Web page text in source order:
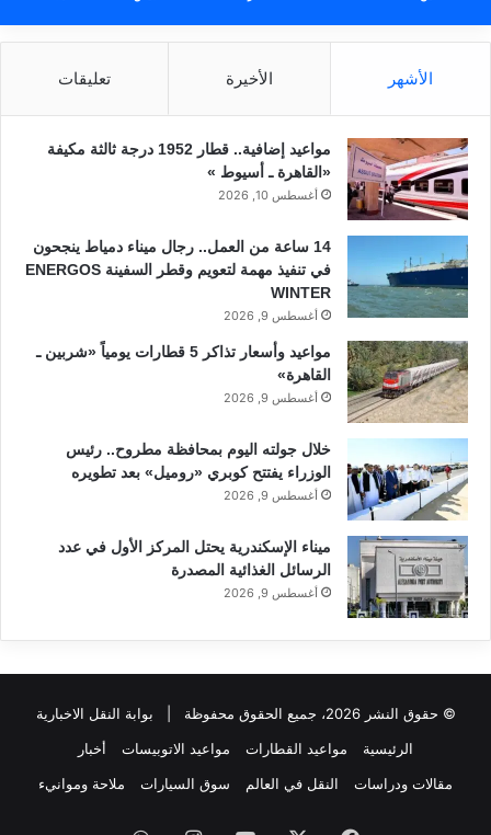
الأشهر الأخيرة تعليقات
مواعيد إضافية.. قطار 1952 درجة ثالثة مكيفة
«القاهرة ـ أسيوط »
أغسطس 10, 2026
14 ساعة من العمل.. رجال ميناء دمياط ينجحون
في تنفيذ مهمة لتعويم وقطر السفينة ENERGOS
WINTER
أغسطس 9, 2026
مواعيد وأسعار تذاكر 5 قطارات يومياً «شربين ـ
القاهرة»
أغسطس 9, 2026
خلال جولته اليوم بمحافظة مطروح.. رئيس
الوزراء يفتتح كوبري «روميل» بعد تطويره
أغسطس 9, 2026
ميناء الإسكندرية يحتل المركز الأول في عدد
الرسائل الغذائية المصدرة
أغسطس 9, 2026
© حقوق النشر 2026، جميع الحقوق محفوظة |
بوابة النقل الاخبارية
الرئيسية
مواعيد القطارات مواعيد الاتوبيسات
أخبار
مقالات ودراسات
النقل في العالم سوق السيارات ملاحة وموانيء